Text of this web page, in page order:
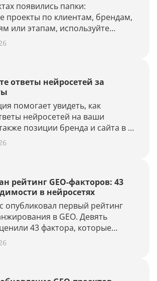
появились папки:
проекты по клиентам, брендам,
или этапам, используйте
находите нужные.
в списке проектов.
ответы нейросетей за
помогает увидеть, как
нейросетей на ваши
позиции бренда и сайта в AI-
рейтинг GEO-факторов: 43
в нейросетях
опубликовал первый рейтинг
в GEO. Девять
43 фактора, которые
бренда в AI-ответах.